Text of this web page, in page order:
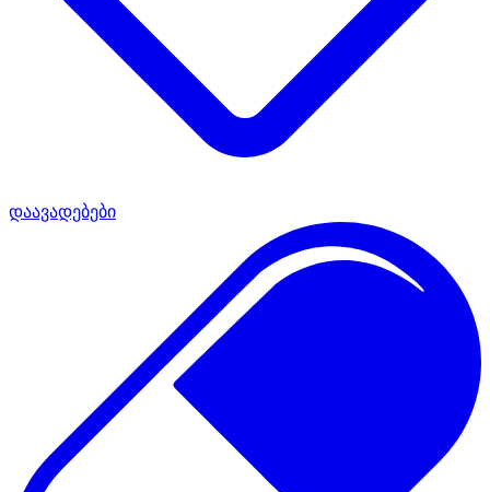
დაავადებები